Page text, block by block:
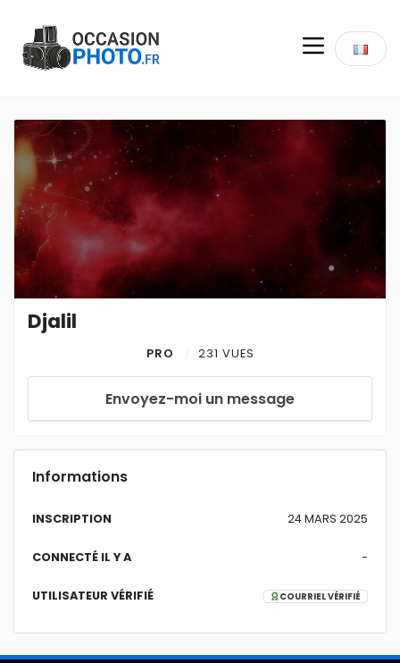
Djalil
PRO 231 VUES
Envoyez-moi un message
Informations
INSCRIPTION 24 MARS 2025
CONNECTÉ IL Y A -
UTILISATEUR VÉRIFIÉ COURRIEL VÉRIFIÉ